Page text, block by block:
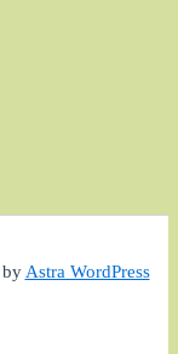
byAstra WordPress